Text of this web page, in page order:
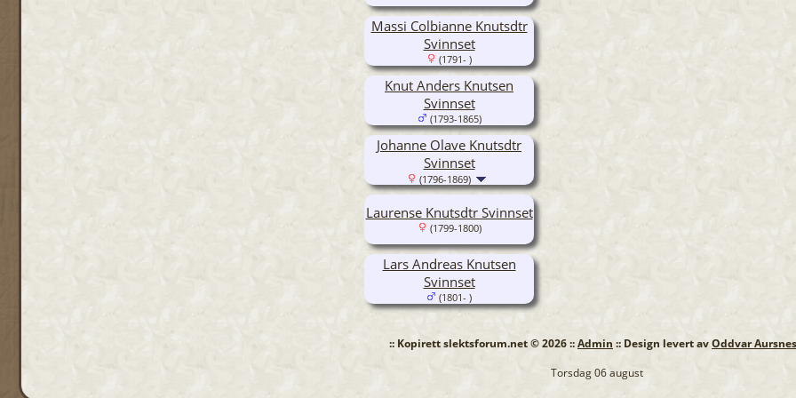
Massi Colbianne Knutsdtr
Svinnset
(1791- )
Knut Anders Knutsen
Svinnset
(1793-1865)
Johanne Olave Knutsdtr
Svinnset
(1796-1869)
Laurense Knutsdtr Svinnset
(1799-1800)
Lars Andreas Knutsen
Svinnset
(1801- )
:: Kopirett slektsforum.net © 2026 ::Admin :: Design levert avOddvar Aursnes
Torsdag 06 august